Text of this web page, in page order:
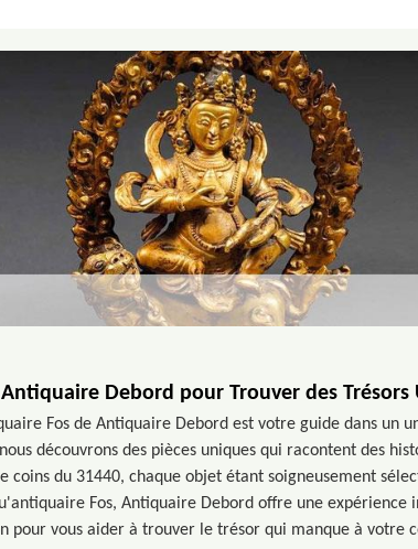
Debord pour Trouver des Trésors
Fos de Antiquaire Debord est votre guide dans un
découvrons des pièces uniques qui racontent des
coins du 31440, chaque objet étant soigneusement
Fos, Antiquaire Debord offre une expérience
pour vous aider à trouver le trésor qui manque à votre